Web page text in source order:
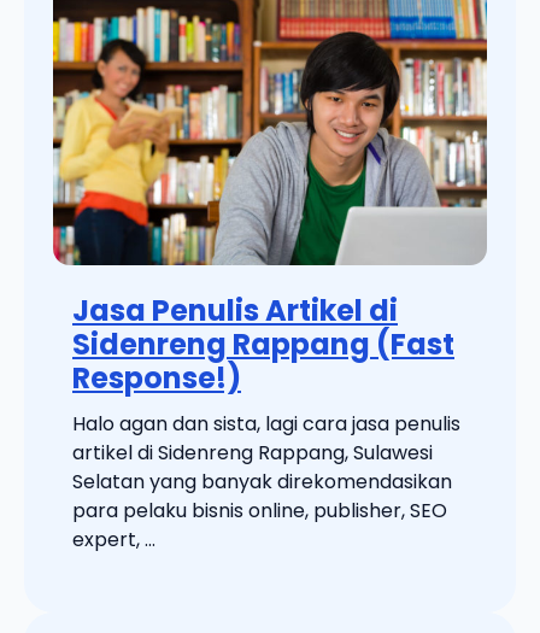
Jasa Penulis Artikel di
Sidenreng Rappang (Fast
Response!)
Halo agan dan sista, lagi cara jasa penulis
artikel di Sidenreng Rappang, Sulawesi
Selatan yang banyak direkomendasikan
para pelaku bisnis online, publisher, SEO
expert, ...